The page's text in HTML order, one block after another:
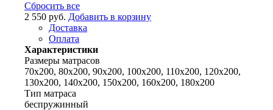
Сбросить все
2 550 руб. Добавить в корзину
Доставка
Оплата
Характеристики
Размеры матрасов
70x200, 80x200, 90x200, 100x200, 110x200, 120x200,
130x200, 140x200, 150x200, 160x200, 180x200
Тип матраса
беспружинный